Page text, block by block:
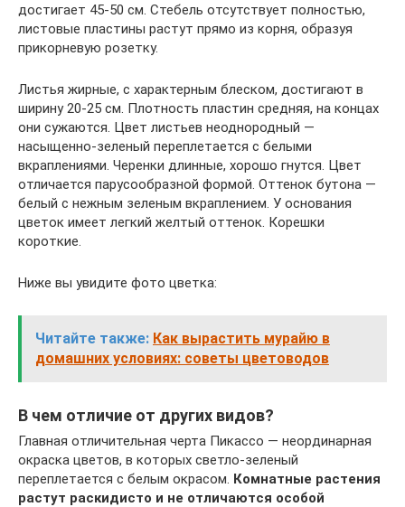
достигает 45-50 см. Стебель отсутствует полностью,
листовые пластины растут прямо из корня, образуя
прикорневую розетку.
Листья жирные, с характерным блеском, достигают в
ширину 20-25 см. Плотность пластин средняя, на концах
они сужаются. Цвет листьев неоднородный —
насыщенно-зеленый переплетается с белыми
вкраплениями. Черенки длинные, хорошо гнутся. Цвет
отличается парусообразной формой. Оттенок бутона —
белый с нежным зеленым вкраплением. У основания
цветок имеет легкий желтый оттенок. Корешки
короткие.
Ниже вы увидите фото цветка:
Читайте также: Как вырастить мурайю в
домашних условиях: советы цветоводов
В чем отличие от других видов?
Главная отличительная черта Пикассо — неординарная
окраска цветов, в которых светло-зеленый
переплетается с белым окрасом. Комнатные растения
растут раскидисто и не отличаются особой